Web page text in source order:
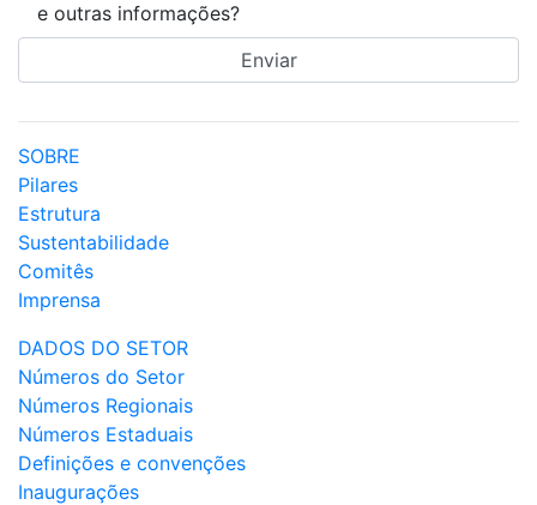
e outras informações?
SOBRE
Pilares
Estrutura
Sustentabilidade
Comitês
Imprensa
DADOS DO SETOR
Números do Setor
Números Regionais
Números Estaduais
Definições e convenções
Inaugurações